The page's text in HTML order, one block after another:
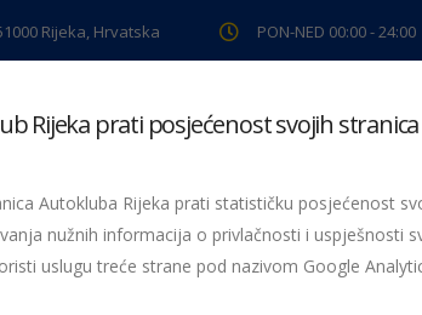
Rijeka, Hrvatska PON-NED 00:00 - 24:00
pregled Pomoć na cesti Servis
Veliki test ljetnih guma – na vrhu Continental i Bridgestone
Rijeka prati posjećenost svojih stranica
Autokluba Rijeka prati statističku posjećenost
nužnih informacija o privlačnosti i uspješnosti
uslugu treće strane pod nazivom Google